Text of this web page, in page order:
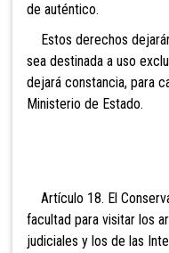
de auténtico.
Estos derechos
sea destinada a uso
dejará constancia, para
Ministerio de Estado.
Artículo 18. El
facultad para visitar los
judiciales y los de las